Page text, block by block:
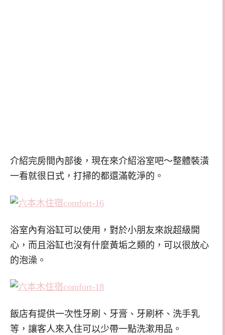
介紹完房間內部後，現在來介紹浴室吧～整體裝潢
一看就很日式，打掃的都還滿乾淨的。
浴室內有浴缸可以使用，對於小朋友來說超級開
心，而且浴缸也沒有什麼黃垢之類的，可以很放心
的泡澡。
飯店有提供一次性牙刷、牙膏、牙刷杯、洗手乳
等，讓客人來入住可以少帶一點洗漱用品。